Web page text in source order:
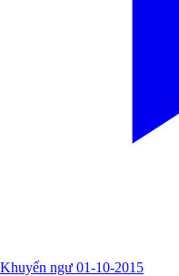
Khuyến ngư 01-10-2015